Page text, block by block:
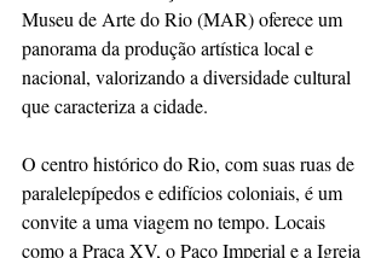
Museu de Arte do Rio (MAR) oferece um
panorama da produção artística local e
nacional, valorizando a diversidade cultural
que caracteriza a cidade.
O centro histórico do Rio, com suas ruas de
paralelepípedos e edifícios coloniais, é um
convite a uma viagem no tempo. Locais
como a Praça XV, o Paço Imperial e a Igreja